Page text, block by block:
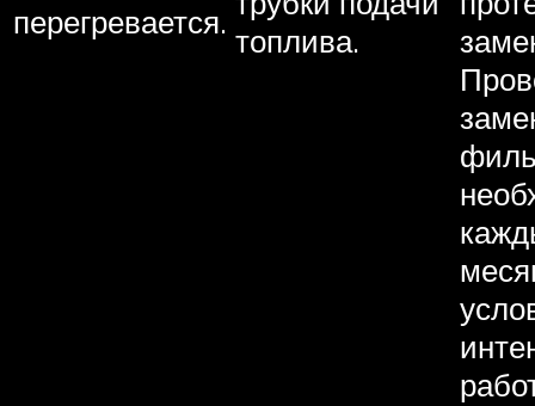
перегревается. топлива.